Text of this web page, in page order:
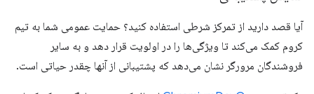
آیا قصد دارید از تمرکز شرطی استفاده کنید؟ حمایت عمومی شما به تیم
کروم کمک می‌کند تا ویژگی‌ها را در اولویت قرار دهد و به سایر
فروشندگان مرورگر نشان می‌دهد که پشتیبانی از آنها چقدر حیاتی است.